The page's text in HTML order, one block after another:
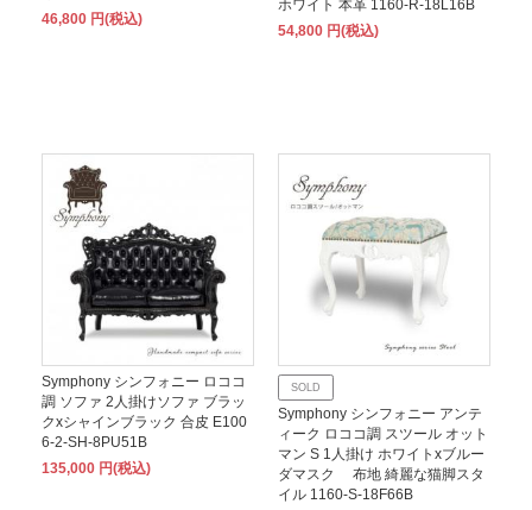
46,800 円(税込)
ホワイト 本革 1160-R-18L16B
54,800 円(税込)
Symphony シンフォニー ロココ
調 ソファ 2人掛けソファ ブラッ
クxシャインブラック 合皮 E100
6-2-SH-8PU51B
135,000 円(税込)
SOLD
Symphony シンフォニー アンテ
ィーク ロココ調 スツール オット
マン S 1人掛け ホワイトxブルー
ダマスク 布地 綺麗な猫脚スタ
イル 1160-S-18F66B